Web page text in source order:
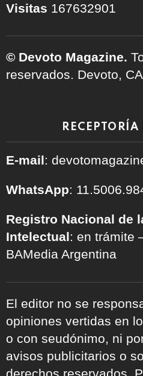
Visitas 167632901
© Devoto Magazine.
reservados. Devoto,
E-mail:
WhatsApp:
Registro Nacional de
Intelectual: en trámite
BAMedia Argentina
El editor no se
opiniones vertidas en
o con seudónimo, ni
avisos publicitarios o
derechos reservados.